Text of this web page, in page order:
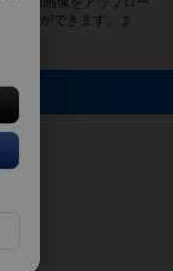
ことができます。ま